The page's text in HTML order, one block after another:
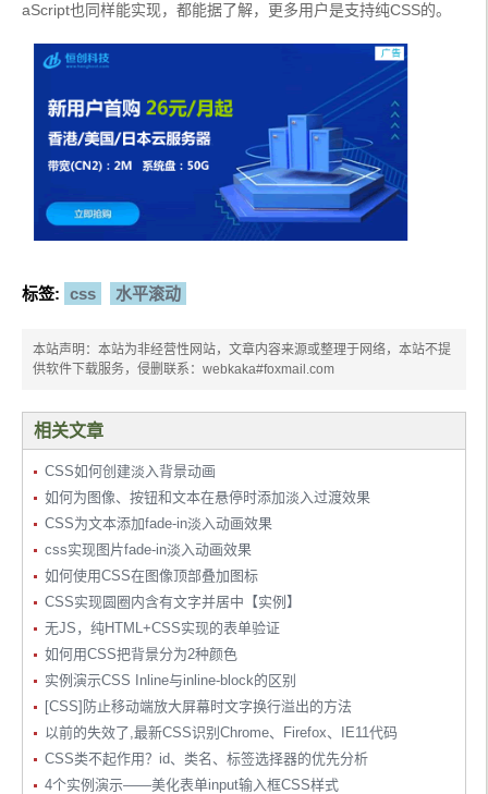
aScript也同样能实现，都能据了解，更多用户是支持纯CSS的。
标签: css 水平滚动
本站声明：本站为非经营性网站，文章内容来源或整理于网络，本站不提
供软件下载服务，侵删联系：webkaka#foxmail.com
相关文章
CSS如何创建淡入背景动画
如何为图像、按钮和文本在悬停时添加淡入过渡效果
CSS为文本添加fade-in淡入动画效果
css实现图片fade-in淡入动画效果
如何使用CSS在图像顶部叠加图标
CSS实现圆圈内含有文字并居中【实例】
无JS，纯HTML+CSS实现的表单验证
如何用CSS把背景分为2种颜色
实例演示CSS Inline与inline-block的区别
[CSS]防止移动端放大屏幕时文字换行溢出的方法
以前的失效了,最新CSS识别Chrome、Firefox、IE11代码
CSS类不起作用？id、类名、标签选择器的优先分析
4个实例演示——美化表单input输入框CSS样式